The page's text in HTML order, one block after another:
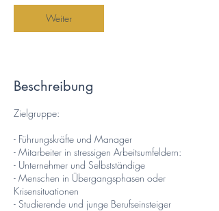
Weiter
Beschreibung
Zielgruppe:
- Führungskräfte und Manager
- Mitarbeiter in stressigen Arbeitsumfeldern:
- Unternehmer und Selbstständige
- Menschen in Übergangsphasen oder
Krisensituationen
- Studierende und junge Berufseinsteiger